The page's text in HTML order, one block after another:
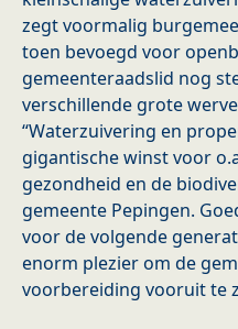
zegt voormalig
toen bevoegd voor
gemeenteraadslid nog
verschillende grote
“Waterzuivering en
gigantische winst voor
gezondheid en de
gemeente Pepingen.
voor de volgende
enorm plezier om de
voorbereiding vooruit te